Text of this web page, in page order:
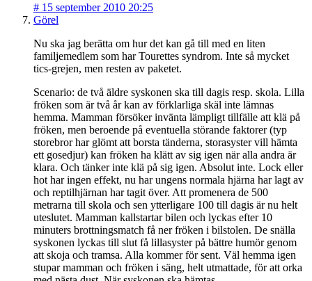
# 15 september 2010 20:25
Görel
Nu ska jag berätta om hur det kan gå till med en liten
familjemedlem som har Tourettes syndrom. Inte så mycket
tics-grejen, men resten av paketet.
Scenario: de två äldre syskonen ska till dagis resp. skola. Lilla
fröken som är två år kan av förklarliga skäl inte lämnas
hemma. Mamman försöker invänta lämpligt tillfälle att klä på
fröken, men beroende på eventuella störande faktorer (typ
storebror har glömt att borsta tänderna, storasyster vill hämta
ett gosedjur) kan fröken ha klätt av sig igen när alla andra är
klara. Och tänker inte klä på sig igen. Absolut inte. Lock eller
hot har ingen effekt, nu har ungens normala hjärna har lagt av
och reptilhjärnan har tagit över. Att promenera de 500
metrarna till skola och sen ytterligare 100 till dagis är nu helt
uteslutet. Mamman kallstartar bilen och lyckas efter 10
minuters brottningsmatch få ner fröken i bilstolen. De snälla
syskonen lyckas till slut få lillasyster på bättre humör genom
att skoja och tramsa. Alla kommer för sent. Väl hemma igen
stupar mamman och fröken i säng, helt utmattade, för att orka